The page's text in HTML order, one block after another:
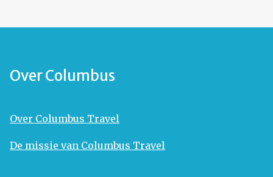
Over Columbus
Over Columbus Travel
De missie van Columbus Travel